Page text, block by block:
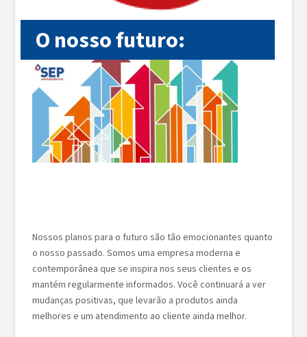
O nosso futuro:
Nossos planos para o futuro são tão emocionantes quanto
o nosso passado. Somos uma empresa moderna e
contemporânea que se inspira nos seus clientes e os
mantém regularmente informados. Você continuará a ver
mudanças positivas, que levarão a produtos ainda
melhores e um atendimento ao cliente ainda melhor.